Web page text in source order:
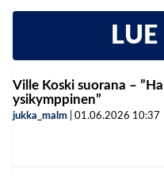
Ville Koski suorana –
ysikymppinen”
jukka_malm 01.06.2026 10:37